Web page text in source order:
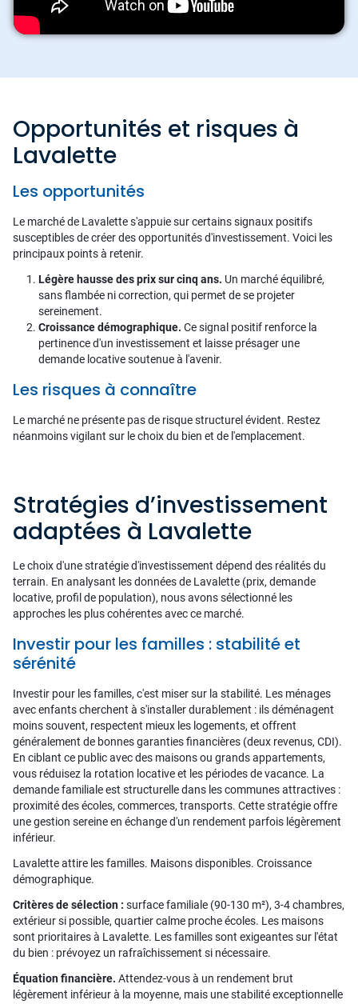
Opportunités et risques à
Lavalette
Les opportunités
Le marché de Lavalette s'appuie sur certains signaux positifs
susceptibles de créer des opportunités d'investissement. Voici les
principaux points à retenir.
Légère hausse des prix sur cinq ans. Un marché équilibré,
sans flambée ni correction, qui permet de se projeter
sereinement.
Croissance démographique. Ce signal positif renforce la
pertinence d'un investissement et laisse présager une
demande locative soutenue à l'avenir.
Les risques à connaître
Le marché ne présente pas de risque structurel évident. Restez
néanmoins vigilant sur le choix du bien et de l'emplacement.
Stratégies d’investissement
adaptées à Lavalette
Le choix d'une stratégie d'investissement dépend des réalités du
terrain. En analysant les données de Lavalette (prix, demande
locative, profil de population), nous avons sélectionné les
approches les plus cohérentes avec ce marché.
Investir pour les familles : stabilité et
sérénité
Investir pour les familles, c'est miser sur la stabilité. Les ménages
avec enfants cherchent à s'installer durablement : ils déménagent
moins souvent, respectent mieux les logements, et offrent
généralement de bonnes garanties financières (deux revenus, CDI).
En ciblant ce public avec des maisons ou grands appartements,
vous réduisez la rotation locative et les périodes de vacance. La
demande familiale est structurelle dans les communes attractives :
proximité des écoles, commerces, transports. Cette stratégie offre
une gestion sereine en échange d'un rendement parfois légèrement
inférieur.
Lavalette attire les familles. Maisons disponibles. Croissance
démographique.
Critères de sélection : surface familiale (90-130 m²), 3-4 chambres,
extérieur si possible, quartier calme proche écoles. Les maisons
sont prioritaires à Lavalette. Les familles sont exigeantes sur l'état
du bien : prévoyez un rafraîchissement si nécessaire.
Équation financière. Attendez-vous à un rendement brut
légèrement inférieur à la moyenne, mais une stabilité exceptionnelle